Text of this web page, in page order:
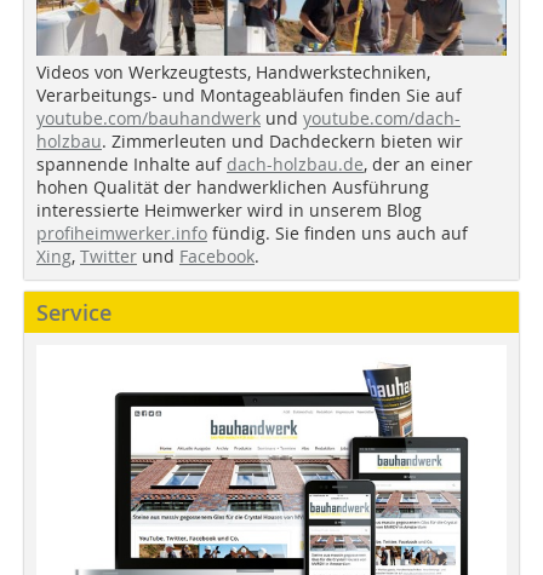
Videos von Werkzeugtests, Handwerkstechniken,
Verarbeitungs- und Montageabläufen finden Sie auf
youtube.com/bauhandwerk und youtube.com/dach-
holzbau. Zimmerleuten und Dachdeckern bieten wir
spannende Inhalte auf dach-holzbau.de, der an einer
hohen Qualität der handwerklichen Ausführung
interessierte Heimwerker wird in unserem Blog
profiheimwerker.info fündig. Sie finden uns auch auf
Xing, Twitter und Facebook.
Service